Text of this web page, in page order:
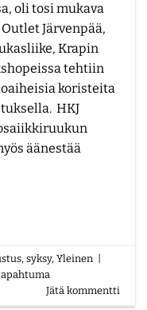
oli tosi mukava
Järvenpää,
Krapin
tehtiin
koristeita
HKJ
äänestää
,syksy,Yleinen
Jätä kommentti